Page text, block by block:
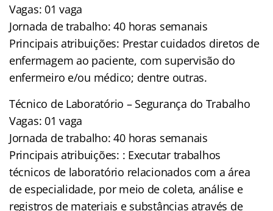
Vagas: 01 vaga
Jornada de trabalho: 40 horas semanais
Principais atribuições: Prestar cuidados diretos de
enfermagem ao paciente, com supervisão do
enfermeiro e/ou médico; dentre outras.
Técnico de Laboratório – Segurança do Trabalho
Vagas: 01 vaga
Jornada de trabalho: 40 horas semanais
Principais atribuições: : Executar trabalhos
técnicos de laboratório relacionados com a área
de especialidade, por meio de coleta, análise e
registros de materiais e substâncias através de